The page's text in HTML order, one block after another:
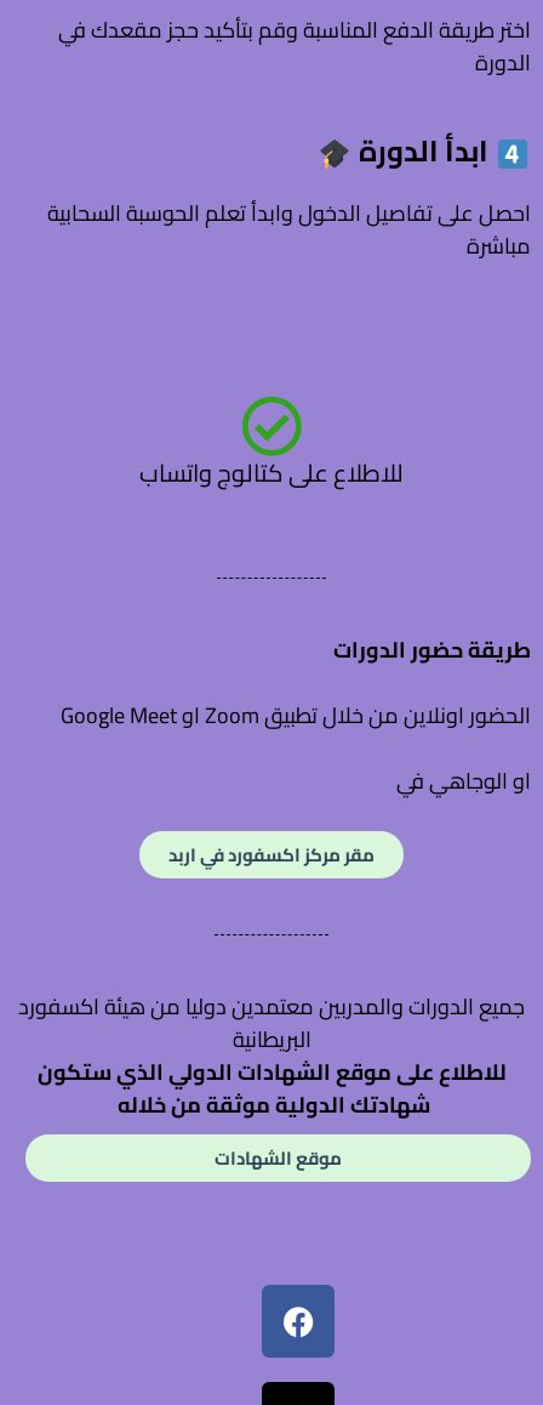
اختر طريقة الدفع المناسبة وقم بتأكيد حجز مقعدك في
الدورة
ابدأالدورة
احصل على تفاصيل الدخول وابدأ تعلم الحوسبة السحابية
مباشرة
للاطلاع على كتالوج واتساب
طريقة حضور الدورات
الحضور اونلاين من خلال تطبيق Zoom او Google Meet
او الوجاهي في
مقر مركز اكسفورد في اربد
جميع الدورات والمدربين معتمدين دوليا من هيئة اكسفورد
البريطانية
للاطلاع على موقع الشهادات الدولي الذي ستكون
شهادتك الدولية موثقة من خلاله
موقع الشهادات